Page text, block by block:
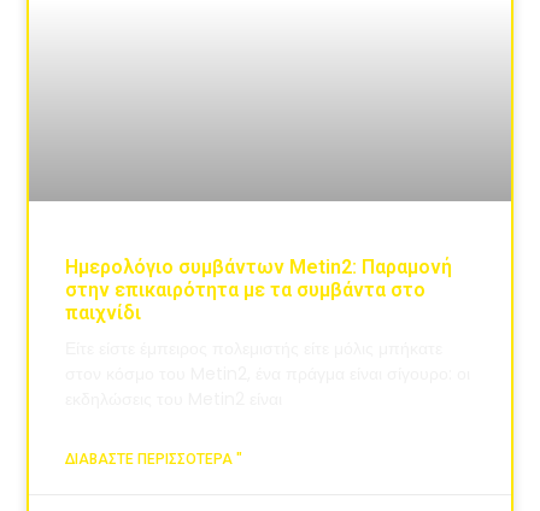
Ημερολόγιο συμβάντων Metin2: Παραμονή
στην επικαιρότητα με τα συμβάντα στο
παιχνίδι
ΔΙΑΒΆΣΤΕ ΠΕΡΙΣΣΌΤΕΡΑ "